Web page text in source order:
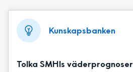
Kunskapsbanken
Tolka SMHIs väderprognoser